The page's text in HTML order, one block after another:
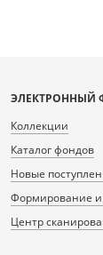
ЭЛЕКТРОННЫЙ
Коллекции
Каталог фондов
Новые
Формирование и
Центр